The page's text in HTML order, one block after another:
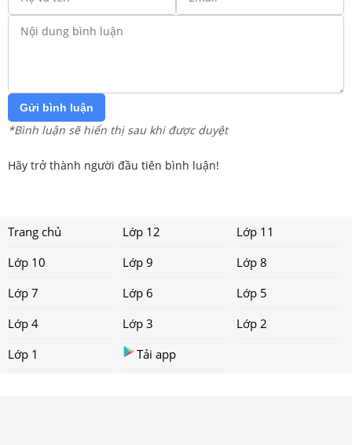
Gửi bình luận
*Bình luận sẽ hiển thị sau khi được duyệt
Hãy trở thành người đầu tiên bình luận!
Trang chủ Lớp 12
Lớp 11
Lớp 10
Lớp 9
Lớp 8
Lớp 7
Lớp 6
Lớp 5
Lớp 4
Lớp 3
Lớp 2
Lớp 1
Tải app